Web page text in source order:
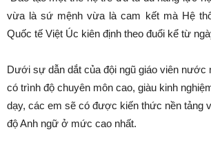
vừa là sứ mệnh vừa là cam kết mà Hệ
Quốc tế Việt Úc kiên định theo đuổi kể từ
Dưới sự dẫn dắt của đội ngũ giáo viên nước
có trình độ chuyên môn cao, giàu kinh
dạy, các em sẽ có được kiến thức nền tảng
độ Anh ngữ ở mức cao nhất.